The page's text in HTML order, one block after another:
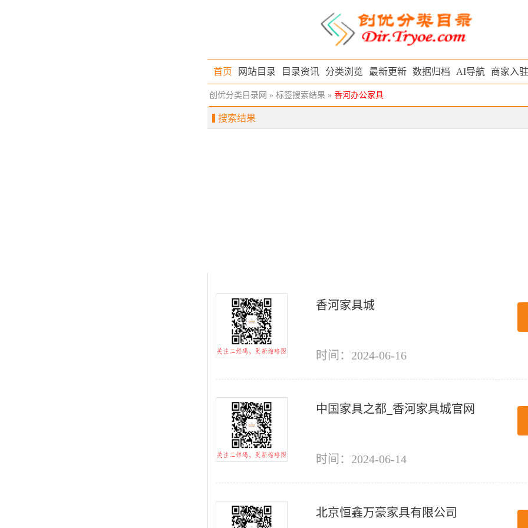
首页 网站目录 目录资讯 分类浏览 最新更新 数据归档 AI导航 商家入驻
创优分类目录网 » 标签搜索结果 » 香河办公家具
搜索结果
香河家具城
时间：2024-06-16
中国家具之都_香河家具城官网
时间：2024-06-14
北京恒鑫万豪家具有限公司